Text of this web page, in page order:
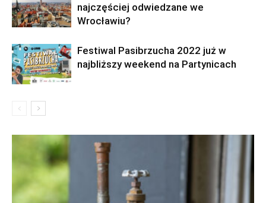
najczęściej odwiedzane we
Wrocławiu?
Festiwal Pasibrzucha 2022 już w
najbliższy weekend na Partynicach